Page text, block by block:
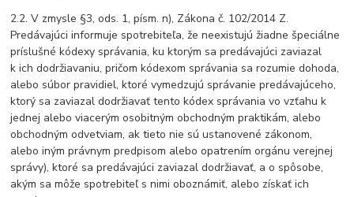
2.2. V zmysle §3, ods. 1, písm. n), Zákona č. 102/2014 Z.
Predávajúci informuje spotrebiteľa, že neexistujú žiadne špeciálne
príslušné kódexy správania, ku ktorým sa predávajúci zaviazal
k ich dodržiavaniu, pričom kódexom správania sa rozumie dohoda,
alebo súbor pravidiel, ktoré vymedzujú správanie predávajúceho,
ktorý sa zaviazal dodržiavať tento kódex správania vo vzťahu k
jednej alebo viacerým osobitným obchodným praktikám, alebo
obchodným odvetviam, ak tieto nie sú ustanovené zákonom,
alebo iným právnym predpisom alebo opatrením orgánu verejnej
správy), ktoré sa predávajúci zaviazal dodržiavať, a o spôsobe,
akým sa môže spotrebiteľ s nimi oboznámiť, alebo získať ich